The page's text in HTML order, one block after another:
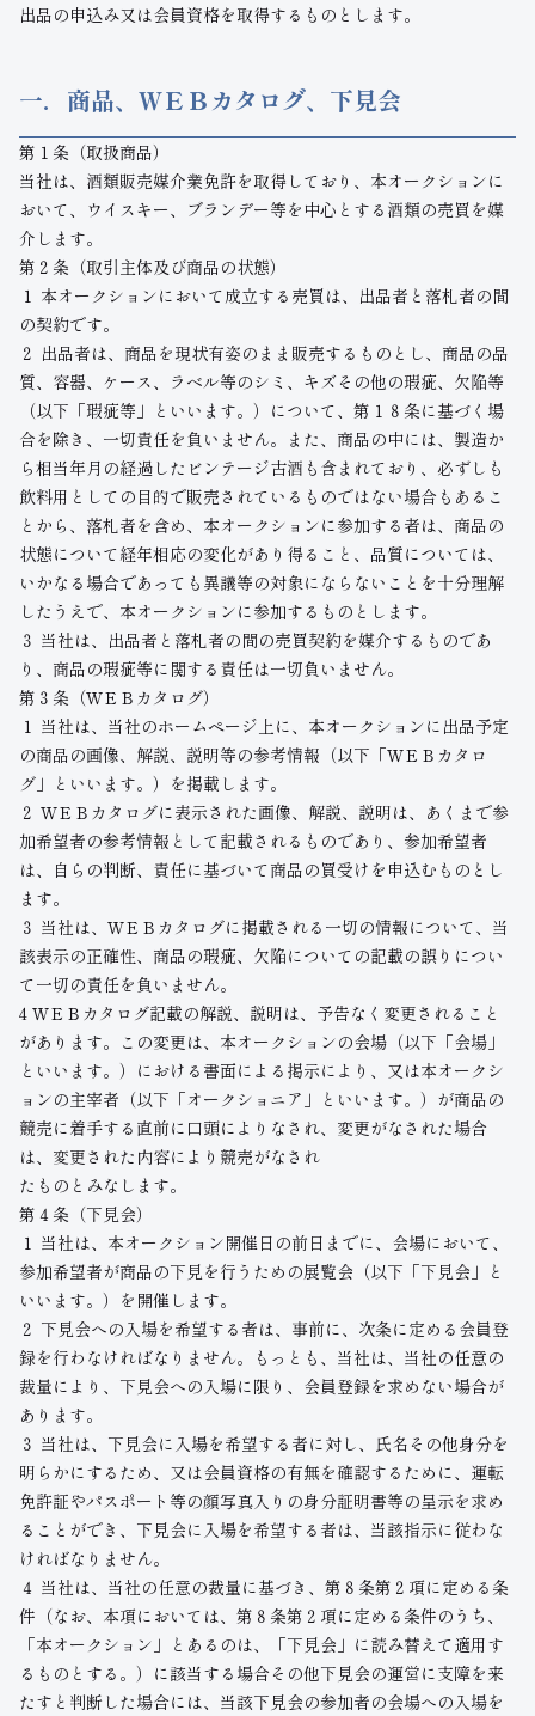
出品の申込み又は会員資格を取得するものとします。
一．商品、ＷＥＢカタログ、下見会
第１条（取扱商品）
当社は、酒類販売媒介業免許を取得しており、本オークションに
おいて、ウイスキー、ブランデー等を中心とする酒類の売買を媒
介します。
第２条（取引主体及び商品の状態）
１ 本オークションにおいて成立する売買は、出品者と落札者の間
の契約です。
２ 出品者は、商品を現状有姿のまま販売するものとし、商品の品
質、容器、ケース、ラベル等のシミ、キズその他の瑕疵、欠陥等
（以下「瑕疵等」といいます。）について、第１８条に基づく場
合を除き、一切責任を負いません。また、商品の中には、製造か
ら相当年月の経過したビンテージ古酒も含まれており、必ずしも
飲料用としての目的で販売されているものではない場合もあるこ
とから、落札者を含め、本オークションに参加する者は、商品の
状態について経年相応の変化があり得ること、品質については、
いかなる場合であっても異議等の対象にならないことを十分理解
したうえで、本オークションに参加するものとします。
３ 当社は、出品者と落札者の間の売買契約を媒介するものであ
り、商品の瑕疵等に関する責任は一切負いません。
第３条（ＷＥＢカタログ）
１ 当社は、当社のホームページ上に、本オークションに出品予定
の商品の画像、解説、説明等の参考情報（以下「ＷＥＢカタロ
グ」といいます。）を掲載します。
２ ＷＥＢカタログに表示された画像、解説、説明は、あくまで参
加希望者の参考情報として記載されるものであり、参加希望者
は、自らの判断、責任に基づいて商品の買受けを申込むものとし
ます。
３ 当社は、ＷＥＢカタログに掲載される一切の情報について、当
該表示の正確性、商品の瑕疵、欠陥についての記載の誤りについ
て一切の責任を負いません。
4 ＷＥＢカタログ記載の解説、説明は、予告なく変更されること
があります。この変更は、本オークションの会場（以下「会場」
といいます。）における書面による掲示により、又は本オークシ
ョンの主宰者（以下「オークショニア」といいます。）が商品の
競売に着手する直前に口頭によりなされ、変更がなされた場合
は、変更された内容により競売がなされ
たものとみなします。
第４条（下見会）
１ 当社は、本オークション開催日の前日までに、会場において、
参加希望者が商品の下見を行うための展覧会（以下「下見会」と
いいます。）を開催します。
２ 下見会への入場を希望する者は、事前に、次条に定める会員登
録を行わなければなりません。もっとも、当社は、当社の任意の
裁量により、下見会への入場に限り、会員登録を求めない場合が
あります。
３ 当社は、下見会に入場を希望する者に対し、氏名その他身分を
明らかにするため、又は会員資格の有無を確認するために、運転
免許証やパスポート等の顔写真入りの身分証明書等の呈示を求め
ることができ、下見会に入場を希望する者は、当該指示に従わな
ければなりません。
４ 当社は、当社の任意の裁量に基づき、第８条第２項に定める条
件（なお、本項においては、第８条第２項に定める条件のうち、
「本オークション」とあるのは、「下見会」に読み替えて適用す
るものとする。）に該当する場合その他下見会の運営に支障を来
たすと判断した場合には、当該下見会の参加者の会場への入場を